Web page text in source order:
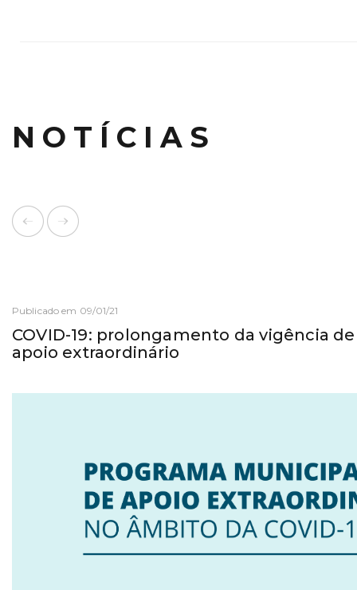
NOTÍCIAS
Publicado em 09/01/21
COVID-19: prolongamento da vigência
apoio extraordinário